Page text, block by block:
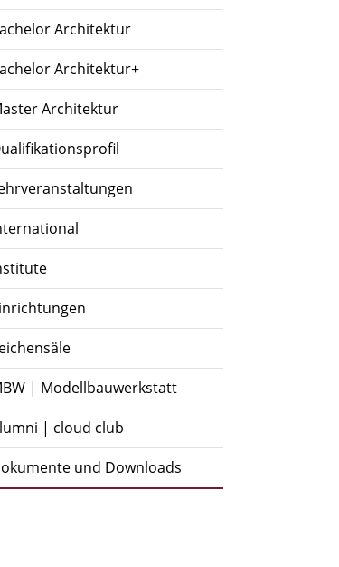
Architektur
Architektur+
Architektur
| Modellbauwerkstatt
| cloud club
und Downloads